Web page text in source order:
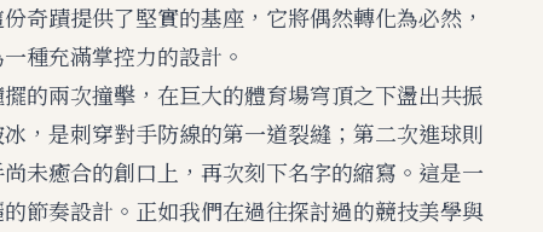
奇蹟提供了堅實的基座，它將偶然轉化為必然，
種充滿掌控力的設計。
的兩次撞擊，在巨大的體育場穹頂之下盪出共振
，是刺穿對手防線的第一道裂縫；第二次進球則
未癒合的創口上，再次刻下名字的縮寫。這是一
節奏設計。正如我們在過往探討過的競技美學與